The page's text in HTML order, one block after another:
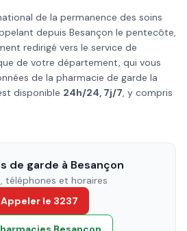
de la permanence des soins
depuis Besançon le pentecôte,
redirigé vers le service de
de votre département, qui vous
de la pharmacie de garde la
disponible 24h/24, 7j/7, y compris
de garde à Besançon
téléphones et horaires
Appeler le 3237